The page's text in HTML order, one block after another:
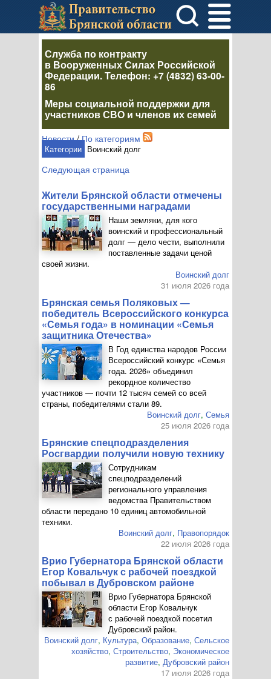
Служба по контракту
в Вооруженных Силах Российской
Федерации. Телефон: +7 (4832) 63-00-
86
Меры социальной поддержки для
участников СВО и членов их семей
Новости/По категориям
Категории Воинский долг
Следующая страница
Жители Брянской области отмечены
государственными наградами
Наши земляки, для кого
воинский и профессиональный
долг — дело чести, выполнили
поставленные задачи ценой
своей жизни.
Воинский долг
31 июля 2026 года
Брянская семья Поляковых —
победитель Всероссийского конкурса
«Семья года» в номинации «Семья
защитника Отечества»
В Год единства народов России
Всероссийский конкурс «Семья
года. 2026» объединил
рекордное количество
участников — почти 12 тысяч семей со всей
страны, победителями стали 89.
Воинский долг, Семья
25 июля 2026 года
Брянские спецподразделения
Росгвардии получили новую технику
Сотрудникам
спецподразделений
регионального управления
ведомства Правительством
области передано 10 единиц автомобильной
техники.
Воинский долг, Правопорядок
22 июля 2026 года
Врио Губернатора Брянской области
Егор Ковальчук с рабочей поездкой
побывал в Дубровском районе
Врио Губернатора Брянской
области Егор Ковальчук
с рабочей поездкой посетил
Дубровский район.
Воинский долг, Культура, Образование, Сельское
хозяйство, Строительство, Экономическое
развитие, Дубровский район
17 июля 2026 года